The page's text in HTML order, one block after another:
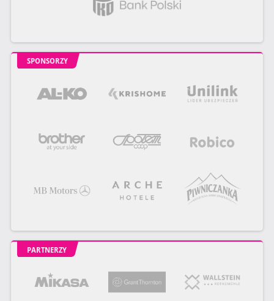
SPONSORZY
PARTNERZY